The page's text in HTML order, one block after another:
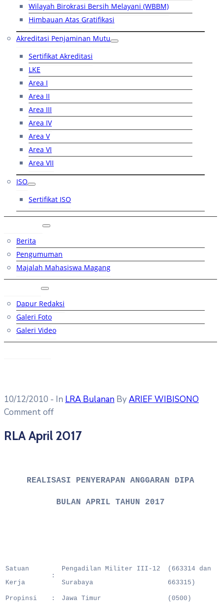
Wilayah Birokrasi Bersih Melayani (WBBM)
Himbauan Atas Gratifikasi
Akreditasi Penjaminan Mutu
Sertifikat Akreditasi
LKE
Area I
Area II
Area III
Area IV
Area V
Area VI
Area VII
ISO
Sertifikat ISO
Berita
Pengumuman
Majalah Mahasiswa Magang
Dapur Redaksi
Galeri Foto
Galeri Video
10/12/2010 - In LRA Bulanan ByARIEF WIBISONO
Comment off
RLA April 2017
REALISASI PENYERAPAN ANGGARAN DIPA
BULAN APRIL TAHUN 2017
Satuan
Kerja
:
Pengadilan Militer III-12
Surabaya
(663314 dan
663315)
Propinsi : Jawa Timur (0500)